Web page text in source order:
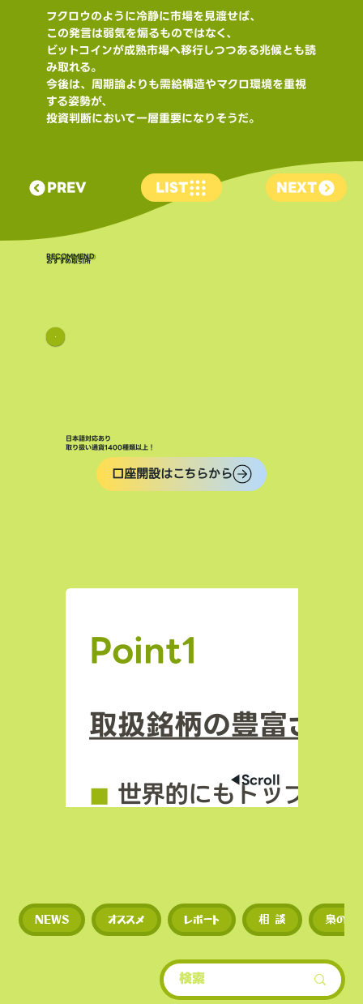
フクロウのように冷静に市場を見渡せば、
この発言は弱気を煽るものではなく、
ビットコインが成熟市場へ移行しつつある兆候とも読
み取れる。
今後は、周期論よりも需給構造やマクロ環境を重視
する姿勢が、
投資判断において一層重要になりそうだ。
PREV LIST NEXT
​RECOMMEND
おすすめ取引所
日本語対応あり
取り扱い通貨1400種類以上！
口座開設はこちらから
Point1
取扱銘柄の豊富さ
◼︎ 世界的にもトップクラ
◼︎新規トークンや草コイ
期に上場するため、投資
多い。
◀︎Scroll
NEWS オススメ レポート 相 談 梟のひ